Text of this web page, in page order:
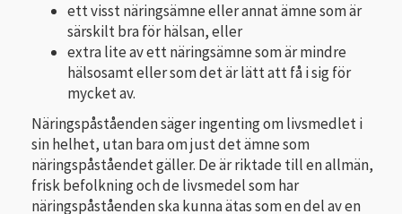
ett visst näringsämne eller annat ämne som är
särskilt bra för hälsan, eller
extra lite av ett näringsämne som är mindre
hälsosamt eller som det är lätt att få i sig för
mycket av.
Näringspåståenden säger ingenting om livsmedlet i
sin helhet, utan bara om just det ämne som
näringspåståendet gäller. De är riktade till en allmän,
frisk befolkning och de livsmedel som har
näringspåståenden ska kunna ätas som en del av en